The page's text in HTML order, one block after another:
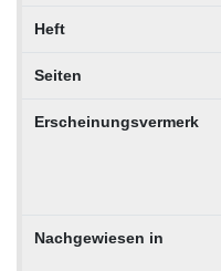
Heft
Seiten
Erscheinungsvermerk
Nachgewiesen in